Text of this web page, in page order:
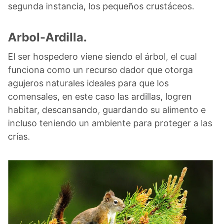
segunda instancia, los pequeños crustáceos.
Arbol-Ardilla.
El ser hospedero viene siendo el árbol, el cual
funciona como un recurso dador que otorga
agujeros naturales ideales para que los
comensales, en este caso las ardillas, logren
habitar, descansando, guardando su alimento e
incluso teniendo un ambiente para proteger a las
crías.